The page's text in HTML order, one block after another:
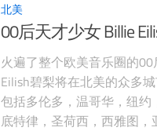
北美
00后天才少女 Billie
火遍了整个欧美音乐圈的
Eilish碧梨将在北美的众多
包括多伦多，温哥华，纽约
底特律，圣荷西，西雅图，